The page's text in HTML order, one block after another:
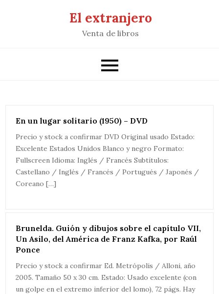
El extranjero
Venta de libros
En un lugar solitario (1950) – DVD
Precio y stock a confirmar DVD Original usado Estado:
Excelente Estados Unidos Blanco y negro Formato:
Fullscreen Idioma: Inglés / Francés Subtítulos:
Castellano / Inglés / Francés / Portugués / Japonés /
Coreano […]
Brunelda. Guión y dibujos sobre el capítulo VII,
Un Asilo, del América de Franz Kafka, por Raúl
Ponce
Precio y stock a confirmar Ed. Metrópolis / Alloni, año
2005. Tamaño 50 x 30 cm. Estado: Usado excelente (con
un golpe en el extremo inferior del lomo), 72 págs. Hay